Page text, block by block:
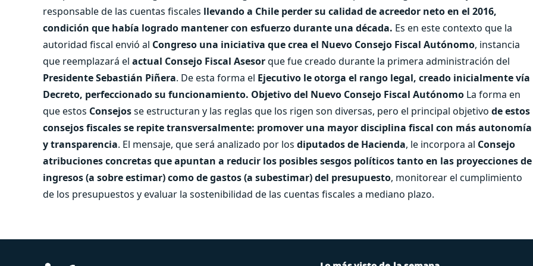
responsable de las cuentas fiscales llevando a Chile perder su calidad de acreedor neto en el 2016,
condición que había logrado mantener con esfuerzo durante una década. Es en este contexto que la
autoridad fiscal envió al Congreso una iniciativa que crea el Nuevo Consejo Fiscal Autónomo, instancia
que reemplazará el actual Consejo Fiscal Asesorque fue creado durante la primera administración del
Presidente Sebastián Piñera. De esta forma el Ejecutivo le otorga el rango legal, creado inicialmente vía
Decreto, perfeccionado su funcionamiento. Objetivo del Nuevo Consejo Fiscal Autónomo La forma en
que estos Consejosse estructuran y las reglas que los rigen son diversas, pero el principal objetivo de estos
consejos fiscales se repite transversalmente: promover una mayor disciplina fiscal con más autonomía
y transparencia. El mensaje, que será analizado por los diputados de Hacienda, le incorpora al Consejo
atribuciones concretas que apuntan a reducir los posibles sesgos políticos tanto en las proyecciones de
ingresos (a sobre estimar) como de gastos (a subestimar) del presupuesto, monitorear el cumplimiento
de los presupuestos y evaluar la sostenibilidad de las cuentas fiscales a mediano plazo.